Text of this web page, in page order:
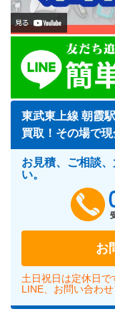
東武東上線 朝霞
買取！その場で現
お見積、ご相談
い。
お
土日祝日は定休日で
LINE、お問い合わ